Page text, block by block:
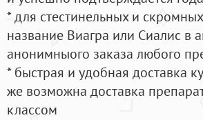
* для стестинельных и
название Виагра или Сиалис в
анонимныого заказа любого
* быстрая и удобная доставка
же возможна доставка
классом